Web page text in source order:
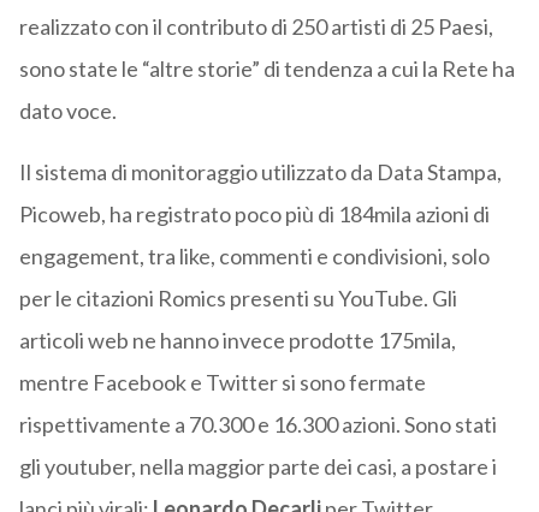
realizzato con il contributo di 250 artisti di 25 Paesi,
sono state le “altre storie” di tendenza a cui la Rete ha
dato voce.
Il sistema di monitoraggio utilizzato da Data Stampa,
Picoweb, ha registrato poco più di 184mila azioni di
engagement, tra like, commenti e condivisioni, solo
per le citazioni Romics presenti su YouTube. Gli
articoli web ne hanno invece prodotte 175mila,
mentre Facebook e Twitter si sono fermate
rispettivamente a 70.300 e 16.300 azioni. Sono stati
gli youtuber, nella maggior parte dei casi, a postare i